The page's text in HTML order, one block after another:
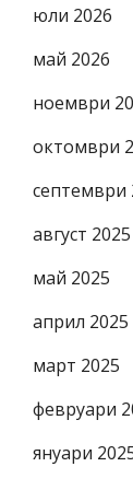
юли 2026
май 2026
ноември
октомври
септември
август 2025
май 2025
април 2025
март 2025
февруари
януари